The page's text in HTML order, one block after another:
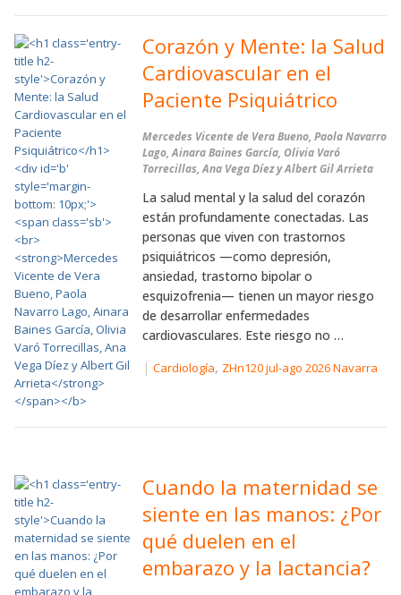
Corazón y Mente: la Salud
Cardiovascular en el
Paciente Psiquiátrico
Mercedes Vicente de Vera Bueno, Paola Navarro
Lago, Ainara Baines García, Olivia Varó
Torrecillas, Ana Vega Díez y Albert Gil Arrieta
La salud mental y la salud del corazón
están profundamente conectadas. Las
personas que viven con trastornos
psiquiátricos —como depresión,
ansiedad, trastorno bipolar o
esquizofrenia— tienen un mayor riesgo
de desarrollar enfermedades
cardiovasculares. Este riesgo no …
| Cardiología, ZHn120 jul-ago 2026 Navarra
Cuando la maternidad se
siente en las manos: ¿Por
qué duelen en el
embarazo y la lactancia?